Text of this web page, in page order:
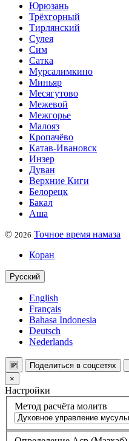
Юрюзань
Трёхгорный
Тирлянский
Сулея
Сим
Сатка
Мурсалимкино
Миньяр
Месягутово
Межевой
Межгорье
Малояз
Кропачёво
Катав-Ивановск
Инзер
Дуван
Верхние Киги
Белорецк
Бакал
Аша
© 2026 Точное время намаза
Коран
Русский
English
Français
Bahasa Indonesia
Deutsch
Nederlands
🆙 Поделиться в соцсетях
×
Настройки
Метод расчёта молитв